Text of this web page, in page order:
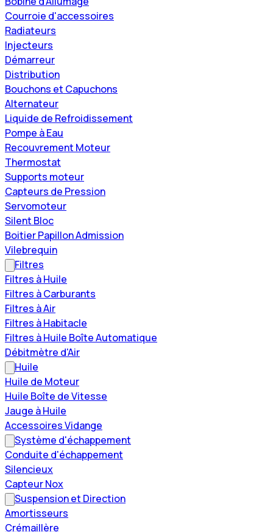
Courroie d'accessoires
Radiateurs
Injecteurs
Démarreur
Distribution
Bouchons et Capuchons
Alternateur
Liquide de Refroidissement
Pompe à Eau
Recouvrement Moteur
Thermostat
Supports moteur
Capteurs de Pression
Servomoteur
Silent Bloc
Boitier Papillon Admission
Vilebrequin
Filtres
Filtres à Huile
Filtres à Carburants
Filtres à Air
Filtres à Habitacle
Filtres à Huile Boîte Automatique
Débitmètre d'Air
Huile
Huile de Moteur
Huile Boîte de Vitesse
Jauge à Huile
Accessoires Vidange
Système d'échappement
Conduite d'échappement
Silencieux
Capteur Nox
Suspension et Direction
Amortisseurs
Crémaillère